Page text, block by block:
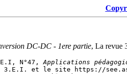
DC-DC - 1ere partie, La revue
N°47, Applications